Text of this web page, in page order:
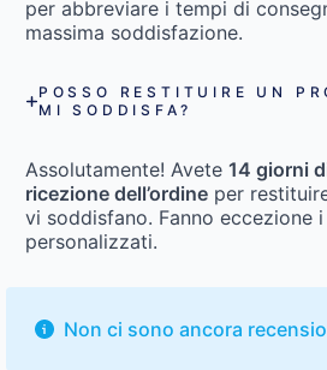
per abbreviare i tempi di
massima soddisfazione.
POSSO RESTITUIRE UN
MI SODDISFA?
Assolutamente! Avete 14 giorni
ricezione dell’ordine per
vi soddisfano. Fanno eccezione
personalizzati.
Non ci sono ancora